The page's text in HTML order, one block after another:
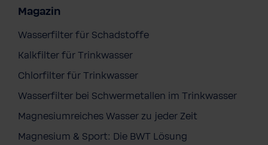
Magazin
Wasserfilter für Schadstoffe
Kalkfilter für Trinkwasser
Chlorfilter für Trinkwasser
Wasserfilter bei Schwermetallen im Trinkwasser
Magnesiumreiches Wasser zu jeder Zeit
Magnesium & Sport: Die BWT Lösung